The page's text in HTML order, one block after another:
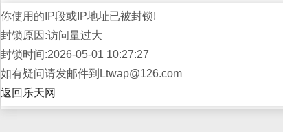
你使用的IP段或IP地址已被封锁!
封锁原因:访问量过大
封锁时间:2026-05-01 10:27:27
如有疑问请发邮件到Ltwap@126.com
返回乐天网